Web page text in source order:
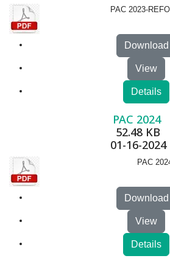
PAC 2023-
Download
View
Details
PAC 2024
52.48 KB
01-16-2024
PAC
Download
View
Details